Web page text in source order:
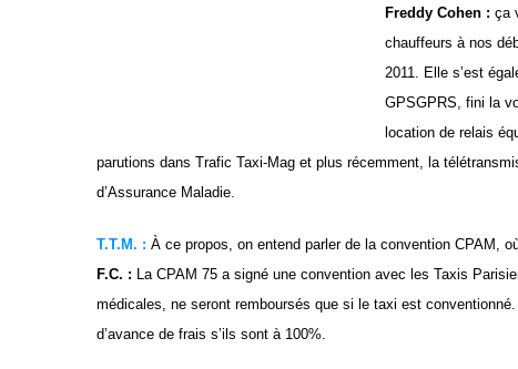
Freddy Cohen : ça
chauffeurs à nos
2011. Elle s’est
GPSGPRS, fini la
location de relais
parutions dans Trafic Taxi-Mag et plus récemment, la
d’Assurance Maladie.
T.T.M. : À ce propos, on entend parler de la convention CPAM,
F.C. : La CPAM 75 asigné une convention avec les Taxis
médicales, ne seront remboursés que si le taxi est
d’avance de frais s’ils sont à 100%.